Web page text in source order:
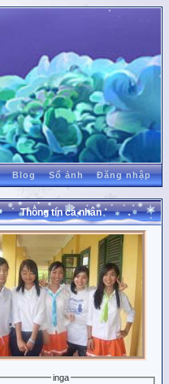
Blog Sổ ảnh Đăng nhập
Thông tin cá nhân
inga